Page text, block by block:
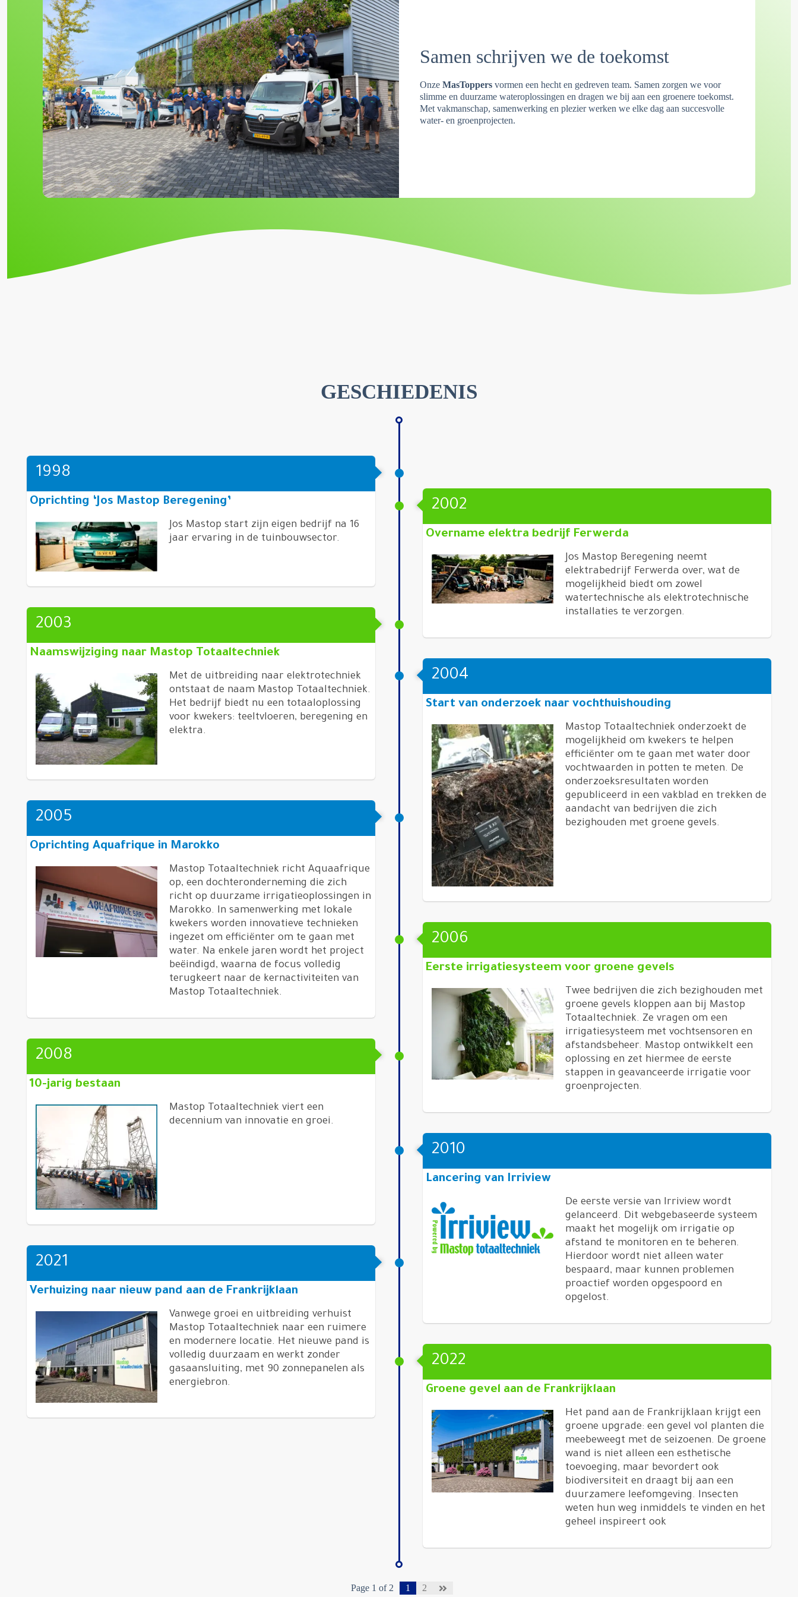
Samen schrijven we de toekomst
Onze MasToppers vormen een hecht en gedreven team. Samen zorgen we voor
slimme en duurzame wateroplossingen en dragen we bij aan een groenere toekomst.
Met vakmanschap, samenwerking en plezier werken we elke dag aan succesvolle
water- en groenprojecten.
GESCHIEDENIS
Oprichting ‘Jos Mastop Beregening’
1998
Jos Mastop start zijn eigen bedrijf na 16
jaar ervaring in de tuinbouwsector.
Overname elektra bedrijf Ferwerda
2002
Jos Mastop Beregening neemt
elektrabedrijf Ferwerda over, wat de
mogelijkheid biedt om zowel
watertechnische als elektrotechnische
installaties te verzorgen.
Naamswijziging naar Mastop Totaaltechniek
2003
Met de uitbreiding naar elektrotechniek
ontstaat de naam Mastop Totaaltechniek.
Het bedrijf biedt nu een totaaloplossing
voor kwekers: teeltvloeren, beregening en
elektra.
Start van onderzoek naar vochthuishouding
2004
Mastop Totaaltechniek onderzoekt de
mogelijkheid om kwekers te helpen
efficiënter om te gaan met water door
vochtwaarden in potten te meten. De
onderzoeksresultaten worden
gepubliceerd in een vakblad en trekken de
aandacht van bedrijven die zich
bezighouden met groene gevels.
Oprichting Aquafrique in Marokko
2005
Mastop Totaaltechniek richt Aquaafrique
op, een dochteronderneming die zich
richt op duurzame irrigatieoplossingen in
Marokko. In samenwerking met lokale
kwekers worden innovatieve technieken
ingezet om efficiënter om te gaan met
water. Na enkele jaren wordt het project
beëindigd, waarna de focus volledig
terugkeert naar de kernactiviteiten van
Mastop Totaaltechniek.
Eerste irrigatiesysteem voor groene gevels
2006
Twee bedrijven die zich bezighouden met
groene gevels kloppen aan bij Mastop
Totaaltechniek. Ze vragen om een
irrigatiesysteem met vochtsensoren en
afstandsbeheer. Mastop ontwikkelt een
oplossing en zet hiermee de eerste
stappen in geavanceerde irrigatie voor
groenprojecten.
10-jarig bestaan
2008
Mastop Totaaltechniek viert een
decennium van innovatie en groei.
Lancering van Irriview
2010
De eerste versie van Irriview wordt
gelanceerd. Dit webgebaseerde systeem
maakt het mogelijk om irrigatie op
afstand te monitoren en te beheren.
Hierdoor wordt niet alleen water
bespaard, maar kunnen problemen
proactief worden opgespoord en
opgelost.
Verhuizing naar nieuw pand aan de Frankrijklaan
2021
Vanwege groei en uitbreiding verhuist
Mastop Totaaltechniek naar een ruimere
en modernere locatie. Het nieuwe pand is
volledig duurzaam en werkt zonder
gasaansluiting, met 90 zonnepanelen als
energiebron.
Groene gevel aan de Frankrijklaan
2022
Het pand aan de Frankrijklaan krijgt een
groene upgrade: een gevel vol planten die
meebeweegt met de seizoenen. De groene
wand is niet alleen een esthetische
toevoeging, maar bevordert ook
biodiversiteit en draagt bij aan een
duurzamere leefomgeving. Insecten
weten hun weg inmiddels te vinden en het
geheel inspireert ook
Page 1 of 2 1 2